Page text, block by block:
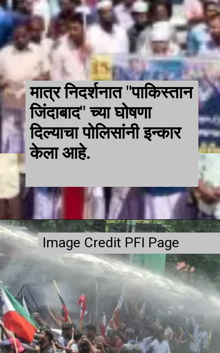
मात्र निदर्शनात "पाकिस्तान
जिंदाबाद" च्या घोषणा
दिल्याचा पोलिसांनी इन्कार
केला आहे.
Image Credit PFI Page